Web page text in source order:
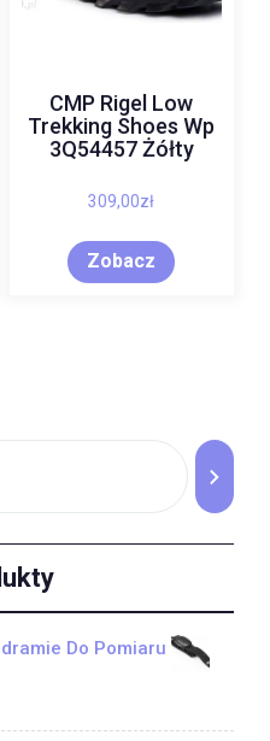
CMP Rigel Low
Trekking Shoes Wp
3Q54457 Żółty
309,00zł
Zobacz
Do Pomiaru